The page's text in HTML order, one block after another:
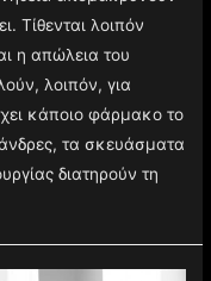
Τίθενται λοιπόν
η απώλεια του
λοιπόν, για
κάποιο φάρμακο το
τα σκευάσματα
διατηρούν τη